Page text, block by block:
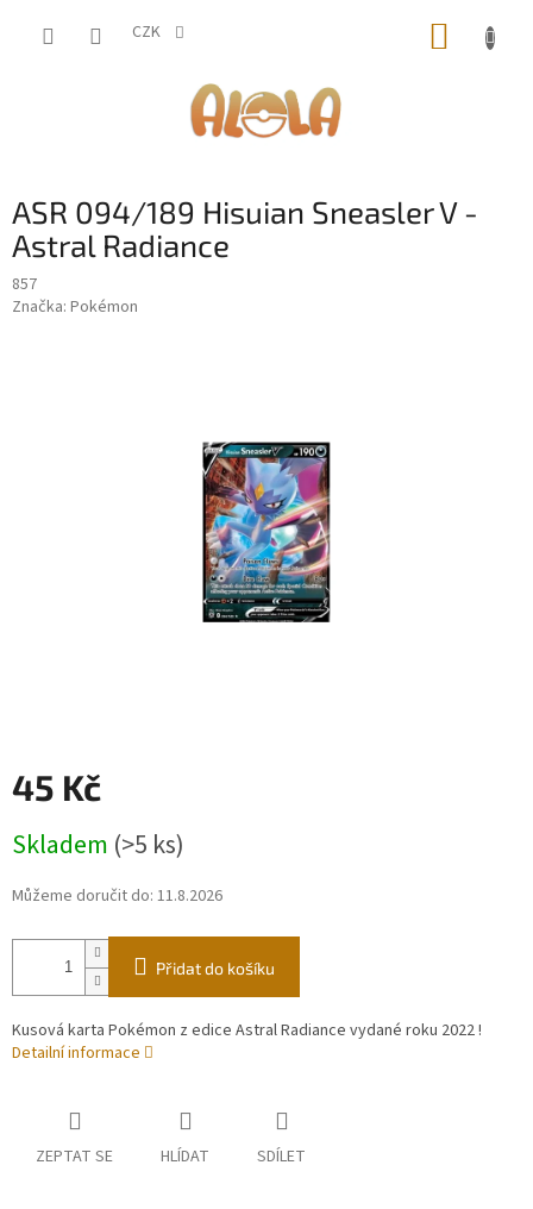
CZK
ASR 094/189 Hisuian Sneasler V -
Astral Radiance
857
Značka: Pokémon
45 Kč
cena:
Skladem (>5 ks)
Můžeme doručit do: 11.8.2026
Přidat do košíku
Kusová karta Pokémon z edice Astral Radiance vydané roku 2022 !
Detailní informace
ZEPTAT SE HLÍDAT SDÍLET